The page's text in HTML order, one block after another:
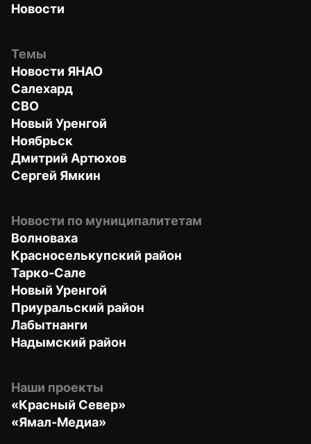
Новости
Темы
Новости ЯНАО
Салехард
СВО
Новый Уренгой
Ноябрьск
Дмитрий Артюхов
Сергей Ямкин
Новости по муниципалитетам
Волноваха
Красноселькупский район
Тарко-Сале
Новый Уренгой
Приуральский район
Лабытнанги
Надымский район
Наши проекты
«Красный Север»
«Ямал-Медиа»